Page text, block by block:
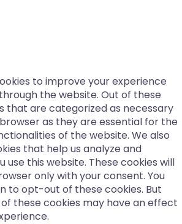
to improve your experience
the website. Out of these
that are categorized as necessary
as they are essential for the
of the website. We also
that help us analyze and
use this website. These cookies will
only with your consent. You
to opt-out of these cookies. But
these cookies may have an effect